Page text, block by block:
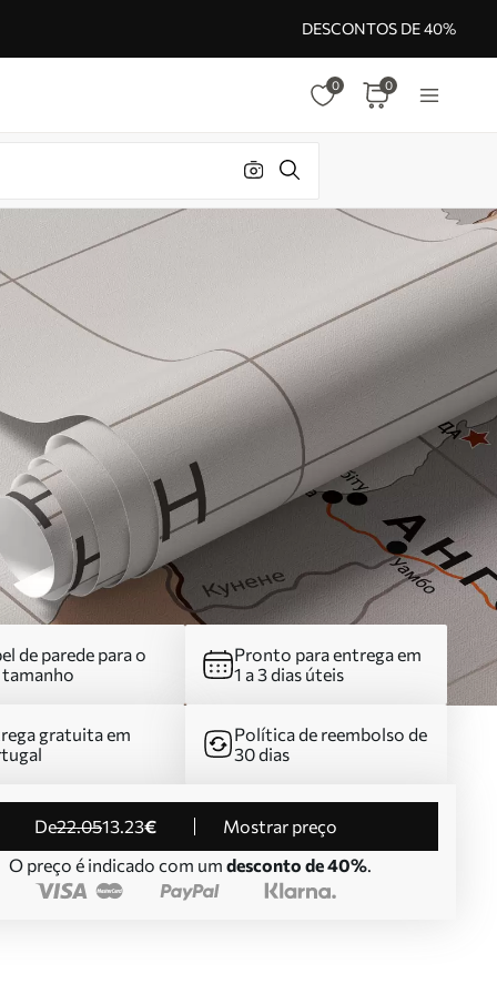
DESCONTOS DE 40%
0 0
de parede para o
tamanho
Pronto para entrega em
1 a 3 dias úteis
gratuita em
Política de reembolso de
30 dias
de22.0513.23€
Mostrar preço
O preço é indicado com um desconto de 40%.